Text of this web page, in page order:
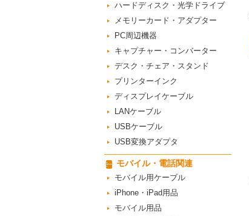
ハードディスク・光学ドライブ
メモリーカード・アダプター
PC周辺機器
キャプチャー・コンバーター
デスク・チェア・スタンド
プリンターインク
ディスプレイケーブル
LANケーブル
USBケーブル
USB変換アダプタ
モバイル・電話関連
モバイル用ケーブル
iPhone・iPad用品
モバイル用品